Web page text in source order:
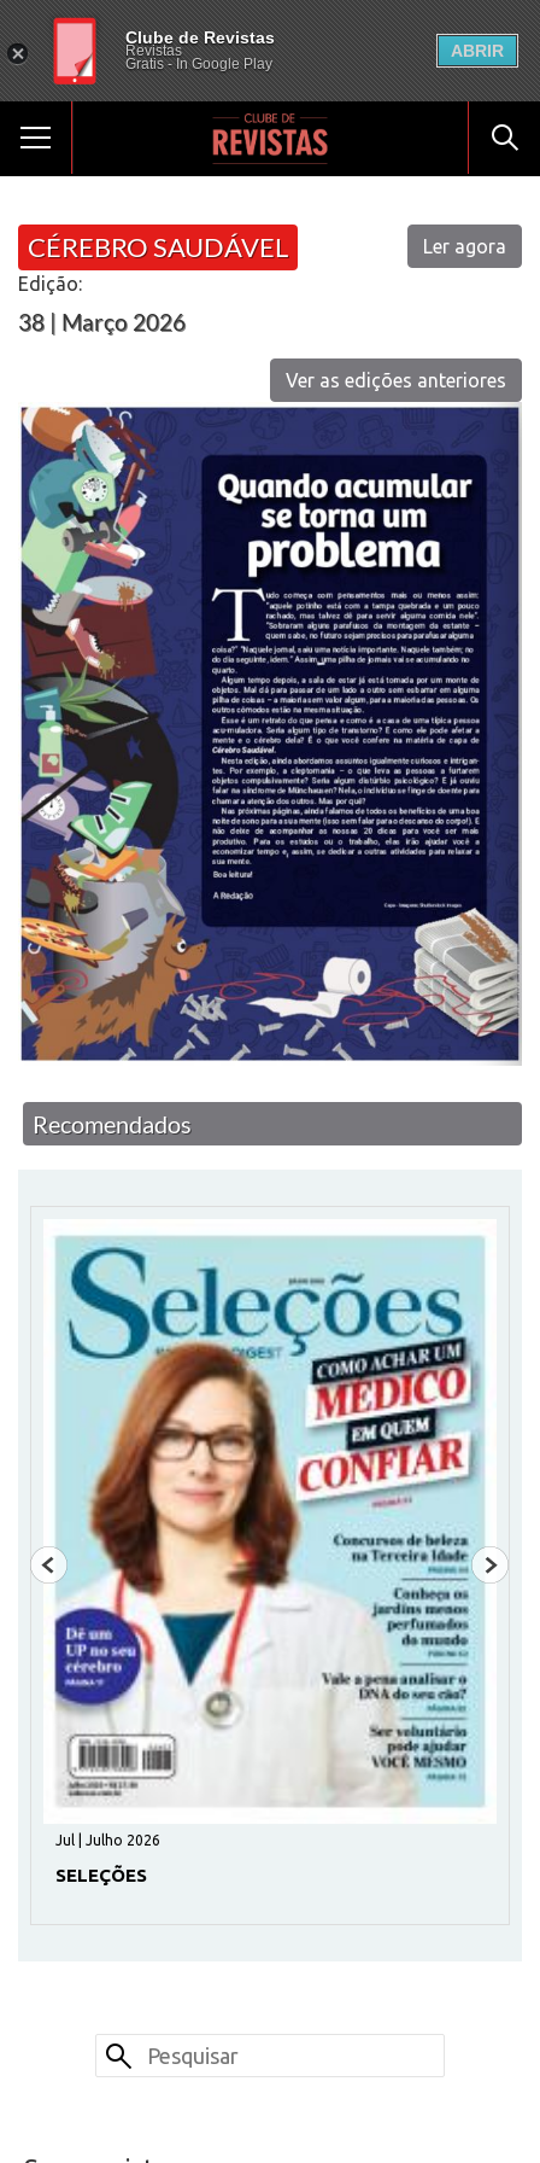
CÉREBRO SAUDÁVEL
Edição:
38 | Março 2026
Ler agora
Ver as edições anteriores
Recomendados
Jul | Julho 2026
SELEÇÕES
Clube de Revistas
Revistas
Gratis - In Google Play
ABRIR